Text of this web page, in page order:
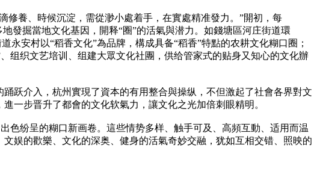
修養、時候沉淀，需從渺小處着手，在實處精准發力。”開初，每
發掘當地文化基因，開释“圈”的活氣與潜力。如錢塘區河庄街道環
安村以“稻香文化”為品牌，構成具备“稻香”特點的农耕文化糊口圈；
组织文艺培训、组建大眾文化社團，供给管家式的贴身又知心的文化辦
跃介入，杭州實現了資本的有用整合與操纵，不但激起了社會各界對文
一步晋升了都會的文化软氣力，讓文化之光加倍刺眼精明。
色纷呈的糊口新画卷。這些情势多样、触手可及、高頻互動、适用而温
娱的歡樂、文化的深奥、健身的活氣奇妙交融，犹如互相交错、照映的